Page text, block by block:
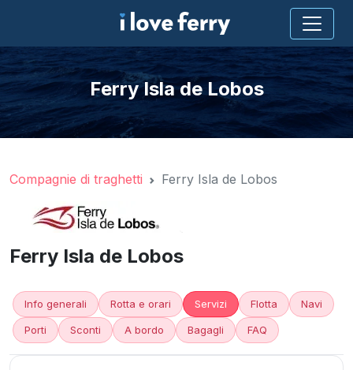
Ferry Isla de Lobos
Compagnie di traghetti Ferry Isla de Lobos
Ferry Isla de Lobos
Info generali Rotta e orari Servizi Flotta Navi
Porti Sconti A bordo Bagagli FAQ